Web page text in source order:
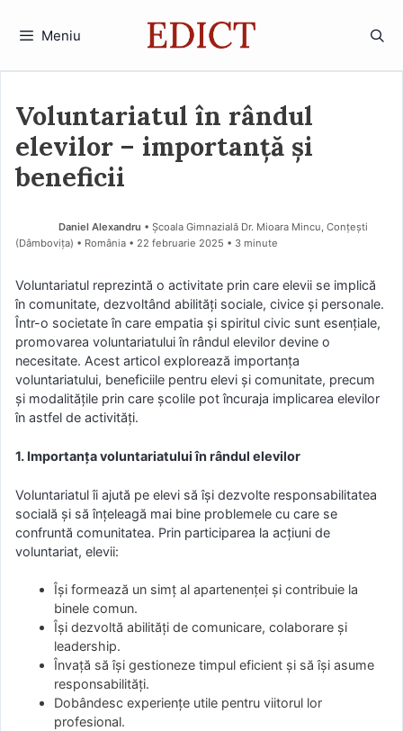
Meniu
Voluntariatul în rândul
elevilor – importanță și
beneficii
Daniel Alexandru • Școala Gimnazială Dr. Mioara Mincu, Conțești
(Dâmboviţa) • România
22 februarie 2025 • 3 minute
Voluntariatul reprezintă o activitate prin care elevii se implică
în comunitate, dezvoltând abilități sociale, civice și personale.
Într-o societate în care empatia și spiritul civic sunt esențiale,
promovarea voluntariatului în rândul elevilor devine o
necesitate. Acest articol explorează importanța
voluntariatului, beneficiile pentru elevi și comunitate, precum
și modalitățile prin care școlile pot încuraja implicarea elevilor
în astfel de activități.
1. Importanța voluntariatului în rândul elevilor
Voluntariatul îi ajută pe elevi să își dezvolte responsabilitatea
socială și să înțeleagă mai bine problemele cu care se
confruntă comunitatea. Prin participarea la acțiuni de
voluntariat, elevii:
Își formează un simț al apartenenței și contribuie la
binele comun.
Își dezvoltă abilități de comunicare, colaborare și
leadership.
Învață să își gestioneze timpul eficient și să își asume
responsabilități.
Dobândesc experiențe utile pentru viitorul lor
profesional.